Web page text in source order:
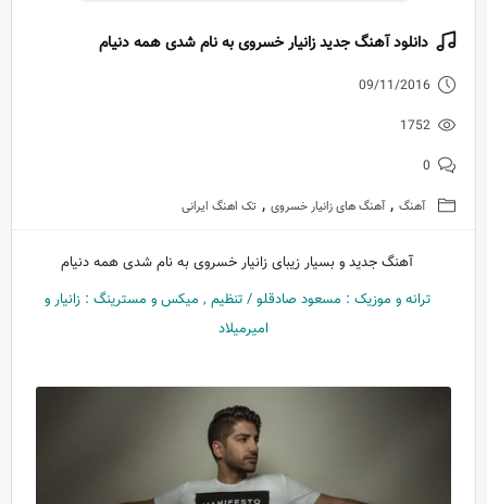
دانلود آهنگ جدید زانیار خسروی به نام شدی همه دنیام
09/11/2016
1752
0
آهنگ , آهنگ های زانیار خسروی , تک اهنگ ایرانی
آهنگ جدید و بسیار زیبای زانیار خسروی به نام شدی همه دنیام
ترانه و موزیک : مسعود صادقلو / تنظیم , میکس و مسترینگ : زانیار و
امیرمیلاد